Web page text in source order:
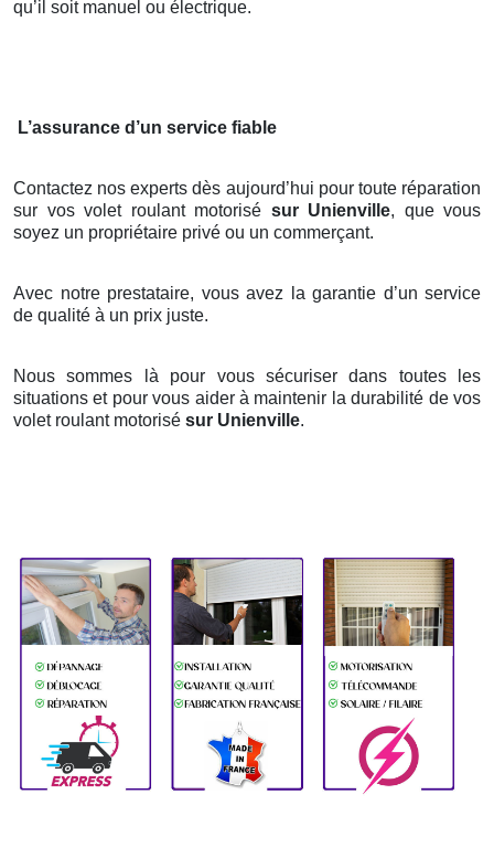
qu’il soit manuel ou électrique.
L’assurance d’un service fiable
Contactez nos experts dès aujourd’hui pour toute réparation
sur vos volet roulant motorisé sur Unienville, que vous
soyez un propriétaire privé ou un commerçant.
Avec notre prestataire, vous avez la garantie d’un service
de qualité à un prix juste.
Nous sommes là pour vous sécuriser dans toutes les
situations et pour vous aider à maintenir la durabilité de vos
volet roulant motorisé sur Unienville.